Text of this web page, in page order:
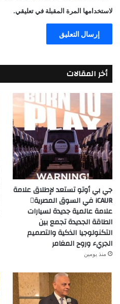
لاستخدامها المرة المقبلة في تعليقي.
أخر المقالات
جي بي أوتو تستعد لإطلاق علامة
iCAUR في السوق المصرية
علامة عالمية جديدة لسيارات
الطاقة الجديدة تجمع بين
التكنولوجيا الذكية والتصميم
الجريء وروح المغامر
منذ يومين